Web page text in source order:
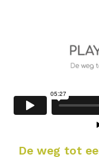
De weg tot